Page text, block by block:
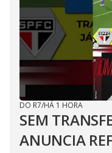
DO R7/HÁ 1 HORA
SEM
ANUNCIA